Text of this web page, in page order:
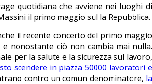
quotidiana che avviene nei luoghi di
il primo maggio sul la Repubblica.
il recente concerto del primo maggio
nonostante ciò non cambia mai nulla.
per la salute e la sicurezza sul lavoro,
scendere in piazza 50000 lavoratori e
contro un comun denominatore, la